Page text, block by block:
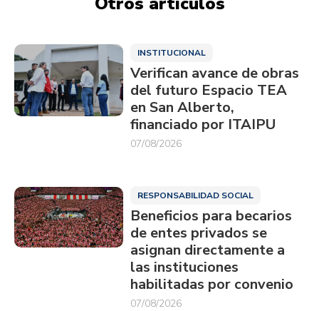
INSTITUCIONAL
Verifican avance de obras
del futuro Espacio TEA
en San Alberto,
financiado por ITAIPU
07/08/2026
RESPONSABILIDAD SOCIAL
Beneficios para becarios
de entes privados se
asignan directamente a
las instituciones
habilitadas por convenio
07/08/2026